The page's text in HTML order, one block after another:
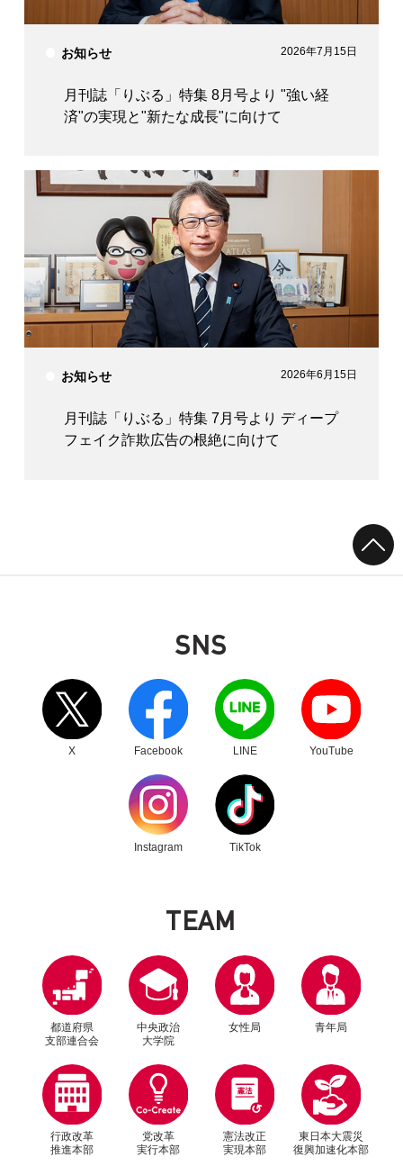
お知らせ 2026年7月15日
月刊誌「りぶる」特集 8月号より "強い経
済"の実現と"新たな成長"に向けて
お知らせ 2026年6月15日
月刊誌「りぶる」特集 7月号より ディープ
フェイク詐欺広告の根絶に向けて
SNS
X
別ウィンドウリンク
Facebook
別ウィンドウリンク
LINE
別ウィンドウリンク
YouTube
別ウィンドウリンク
Instagram
別ウィンドウリンク
TikTok
別ウィンドウリンク
TEAM
都道府県
支部連合会
中央政治
大学院
女性局 青年局
行政改革
推進本部
党改革
実行本部
憲法改正
実現本部
東日本大震災
復興加速化本部